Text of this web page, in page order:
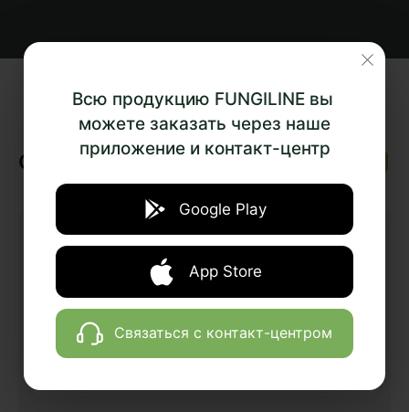
Всю продукцию FUNGILINE вы
можете заказать через наше
приложение и контакт-центр
Google Play
App Store
Связаться с контакт-центром
Отзывы